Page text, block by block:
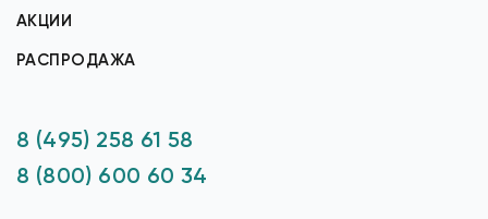
АКЦИИ
РАСПРОДАЖА
8 (495) 258 61 58
8 (800) 600 60 34